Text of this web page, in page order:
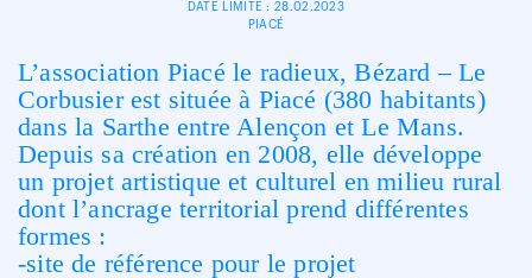
DATE LIMITE : 28.02.2023
PIACÉ
L’association Piacé le radieux, Bézard – Le
Corbusier est située à Piacé (380 habitants)
dans la Sarthe entre Alençon et Le Mans.
Depuis sa création en 2008, elle développe
un projet artistique et culturel en milieu rural
dont l’ancrage territorial prend différentes
formes :
-site de référence pour le projet